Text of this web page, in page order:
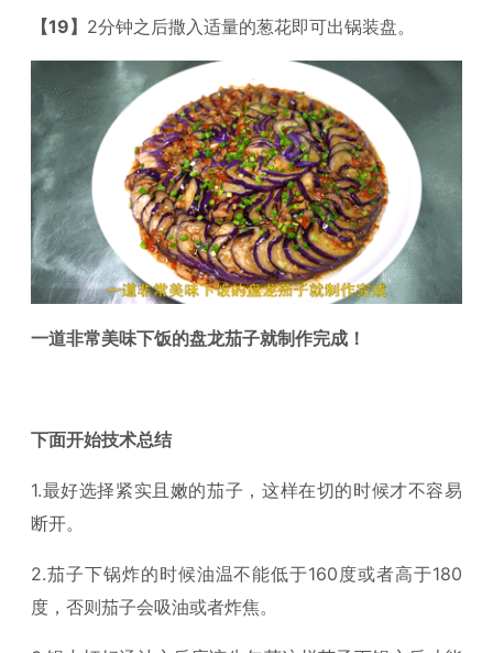
【19】 2分钟之后撒入适量的葱花即可出锅装盘。
一道非常美味下饭的盘龙茄子就制作完成！
下面开始技术总结
1.最好选择紧实且嫩的茄子，这样在切的时候才不容易
断开。
2.茄子下锅炸的时候油温不能低于160度或者高于180
度，否则茄子会吸油或者炸焦。